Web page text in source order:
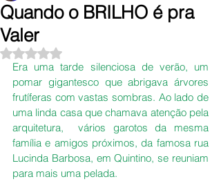
Quando o BRILHO é pra
Valer
Avaliado com NaN de 5 estrelas.
Era uma tarde silenciosa de verão, um
pomar gigantesco que abrigava árvores
frutíferas com vastas sombras. Ao lado de
uma linda casa que chamava atenção pela
arquitetura,  vários garotos da mesma
família e amigos próximos, da famosa rua
Lucinda Barbosa, em Quintino, se reuniam
para mais uma pelada.